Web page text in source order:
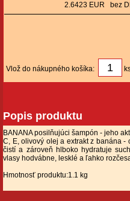
2.6423 EUR bez
Vlož do nákupného košíka:
Popis produktu
BANANA posilňujúci šampón - jeho
C, E, olivový olej a extrakt z banána -
čistí a zároveň hlboko hydratuje
vlasy hodvábne, lesklé a ľahko
Hmotnosť produktu:1.1 kg